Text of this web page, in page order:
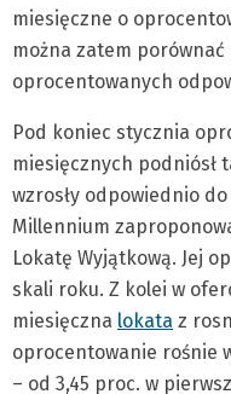
miesięczne o
można zatem
oprocentowanych
Pod koniec stycznia
miesięcznych podniósł
wzrosły odpowiednio
Millennium
Lokatę Wyjątkową. Jej
skali roku. Z kolei w
miesięczna lokata z
oprocentowanie rośnie
– od 3,45 proc. w